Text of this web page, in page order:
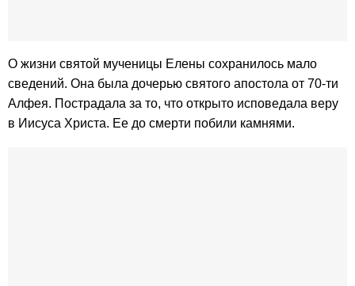
О жизни святой мученицы Елены сохранилось мало
сведений. Она была дочерью святого апостола от 70-ти
Алфея. Пострадала за то, что открыто исповедала веру
в Иисуса Христа. Ее до смерти побили камнями.